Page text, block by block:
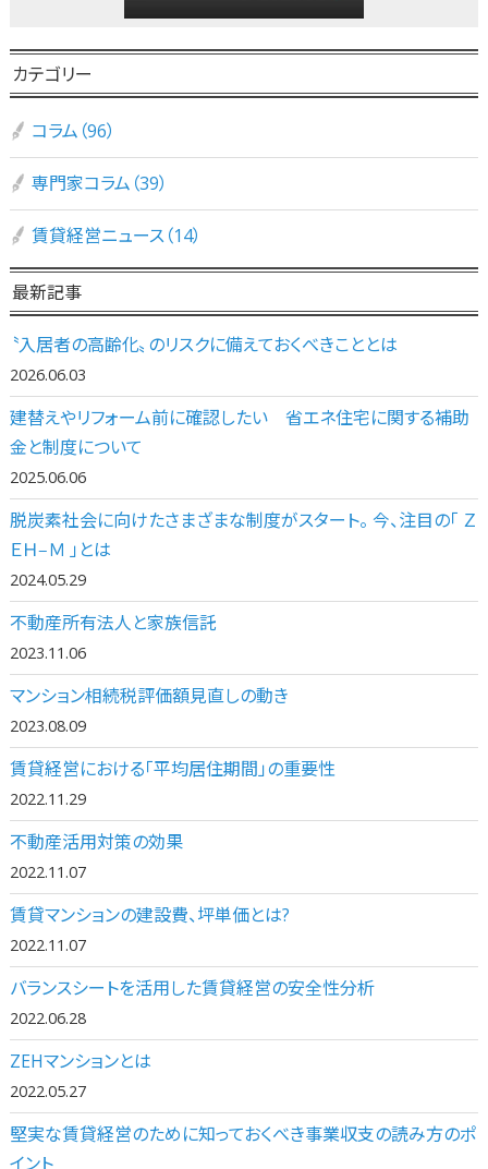
カテゴリー
コラム（96）
専門家コラム（39）
賃貸経営ニュース（14）
最新記事
〝入居者の高齢化〟のリスクに備えておくべきこととは
2026.06.03
建替えやリフォーム前に確認したい 省エネ住宅に関する補助
金と制度について
2025.06.06
脱炭素社会に向けたさまざまな制度がスタート。 今、注目の「 Ｚ
ＥＨ‒Ｍ 」とは
2024.05.29
不動産所有法人と家族信託
2023.11.06
マンション相続税評価額見直しの動き
2023.08.09
賃貸経営における「平均居住期間」の重要性
2022.11.29
不動産活用対策の効果
2022.11.07
賃貸マンションの建設費、坪単価とは?
2022.11.07
バランスシートを活用した賃貸経営の安全性分析
2022.06.28
ZEHマンションとは
2022.05.27
堅実な賃貸経営のために知っておくべき事業収支の読み方のポ
イント